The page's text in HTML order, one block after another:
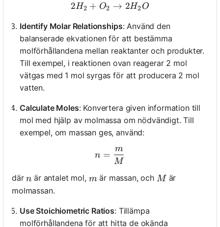
2H_2 + O_2 \rightarrow
2H2 + O2 → 2H2O
Identify Molar Relationships: Använd den
balanserade ekvationen för att bestämma
molförhållandena mellan reaktanter och produkter.
Till exempel, i reaktionen ovan reagerar 2 mol
vätgas med 1 mol syrgas för att producera 2 mol
vatten.
Calculate Moles: Konvertera given information till
mol med hjälp av molmassa om nödvändigt. Till
exempel, om massan ges, använd:
n = \frac{m}{M}
n =
M
m
därn
n är antalet mol, m
mär massan, och M
Mär
molmassan.
Use Stoichiometric Ratios: Tillämpa
molförhållandena för att hitta de okända